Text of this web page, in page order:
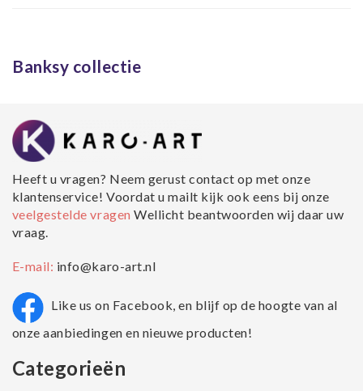
Banksy collectie
Heeft u vragen? Neem gerust contact op met onze
klantenservice! Voordat u mailt kijk ook eens bij onze
veelgestelde vragenWellicht beantwoorden wij daar uw
vraag.
E-mail: info@karo-art.nl
Like us on Facebook, en blijf op de hoogte van al
onze aanbiedingen en nieuwe producten!
Categorieën